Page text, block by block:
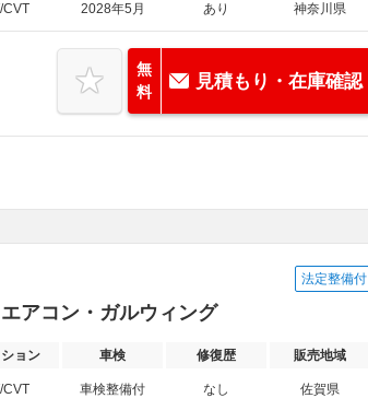
CVT 2028年5月 あり 神奈川県
無
料
見積もり・在庫確認
法定整備付
アコン・ガルウィング
ション 車検 修復歴 販売地域
CVT 車検整備付 なし 佐賀県